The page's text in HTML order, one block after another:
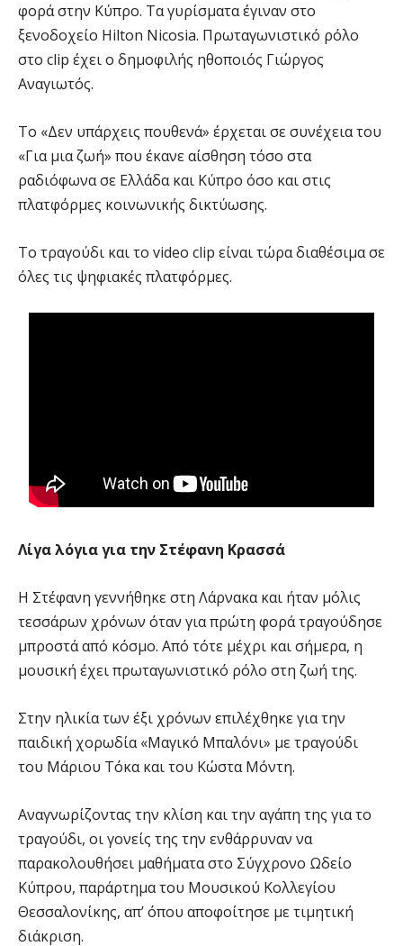
φορά στην Κύπρο. Τα γυρίσματα έγιναν στο
ξενοδοχείο Hilton Nicosia. Πρωταγωνιστικό ρόλο
στο clip έχει ο δημοφιλής ηθοποιός Γιώργος
Αναγιωτός.
Το «Δεν υπάρχεις πουθενά» έρχεται σε συνέχεια του
«Για μια ζωή» που έκανε αίσθηση τόσο στα
ραδιόφωνα σε Ελλάδα και Κύπρο όσο και στις
πλατφόρμες κοινωνικής δικτύωσης.
Το τραγούδι και το video clip είναι τώρα διαθέσιμα σε
όλες τις ψηφιακές πλατφόρμες.
Λίγα λόγια για την Στέφανη Κρασσά
H Στέφανη γεννήθηκε στη Λάρνακα και ήταν μόλις
τεσσάρων χρόνων όταν για πρώτη φορά τραγούδησε
μπροστά από κόσμο. Από τότε μέχρι και σήμερα, η
μουσική έχει πρωταγωνιστικό ρόλο στη ζωή της.
Στην ηλικία των έξι χρόνων επιλέχθηκε για την
παιδική χορωδία «Μαγικό Μπαλόνι» με τραγούδι
του Μάριου Τόκα και του Κώστα Μόντη.
Αναγνωρίζοντας την κλίση και την αγάπη της για το
τραγούδι, οι γονείς της την ενθάρρυναν να
παρακολουθήσει μαθήματα στο Σύγχρονο Ωδείο
Κύπρου, παράρτημα του Μουσικού Κολλεγίου
Θεσσαλονίκης, απ’ όπου αποφοίτησε με τιμητική
διάκριση.